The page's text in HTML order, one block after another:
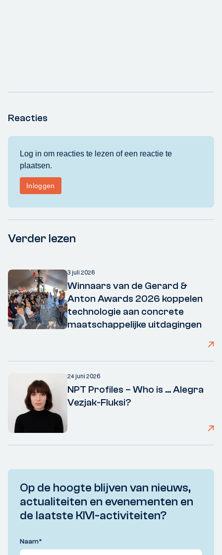
Reacties
Verder lezen
3 juli 2026
Winnaars van de Gerard &
Anton Awards 2026 koppelen
technologie aan concrete
maatschappelijke uitdagingen
24 juni 2026
NPT Profiles – Who is ... Alegra
Vezjak-Fluksi?
Op de hoogte blijven van nieuws,
actualiteiten en evenementen en
de laatste KIVI-activiteiten?
Naam*